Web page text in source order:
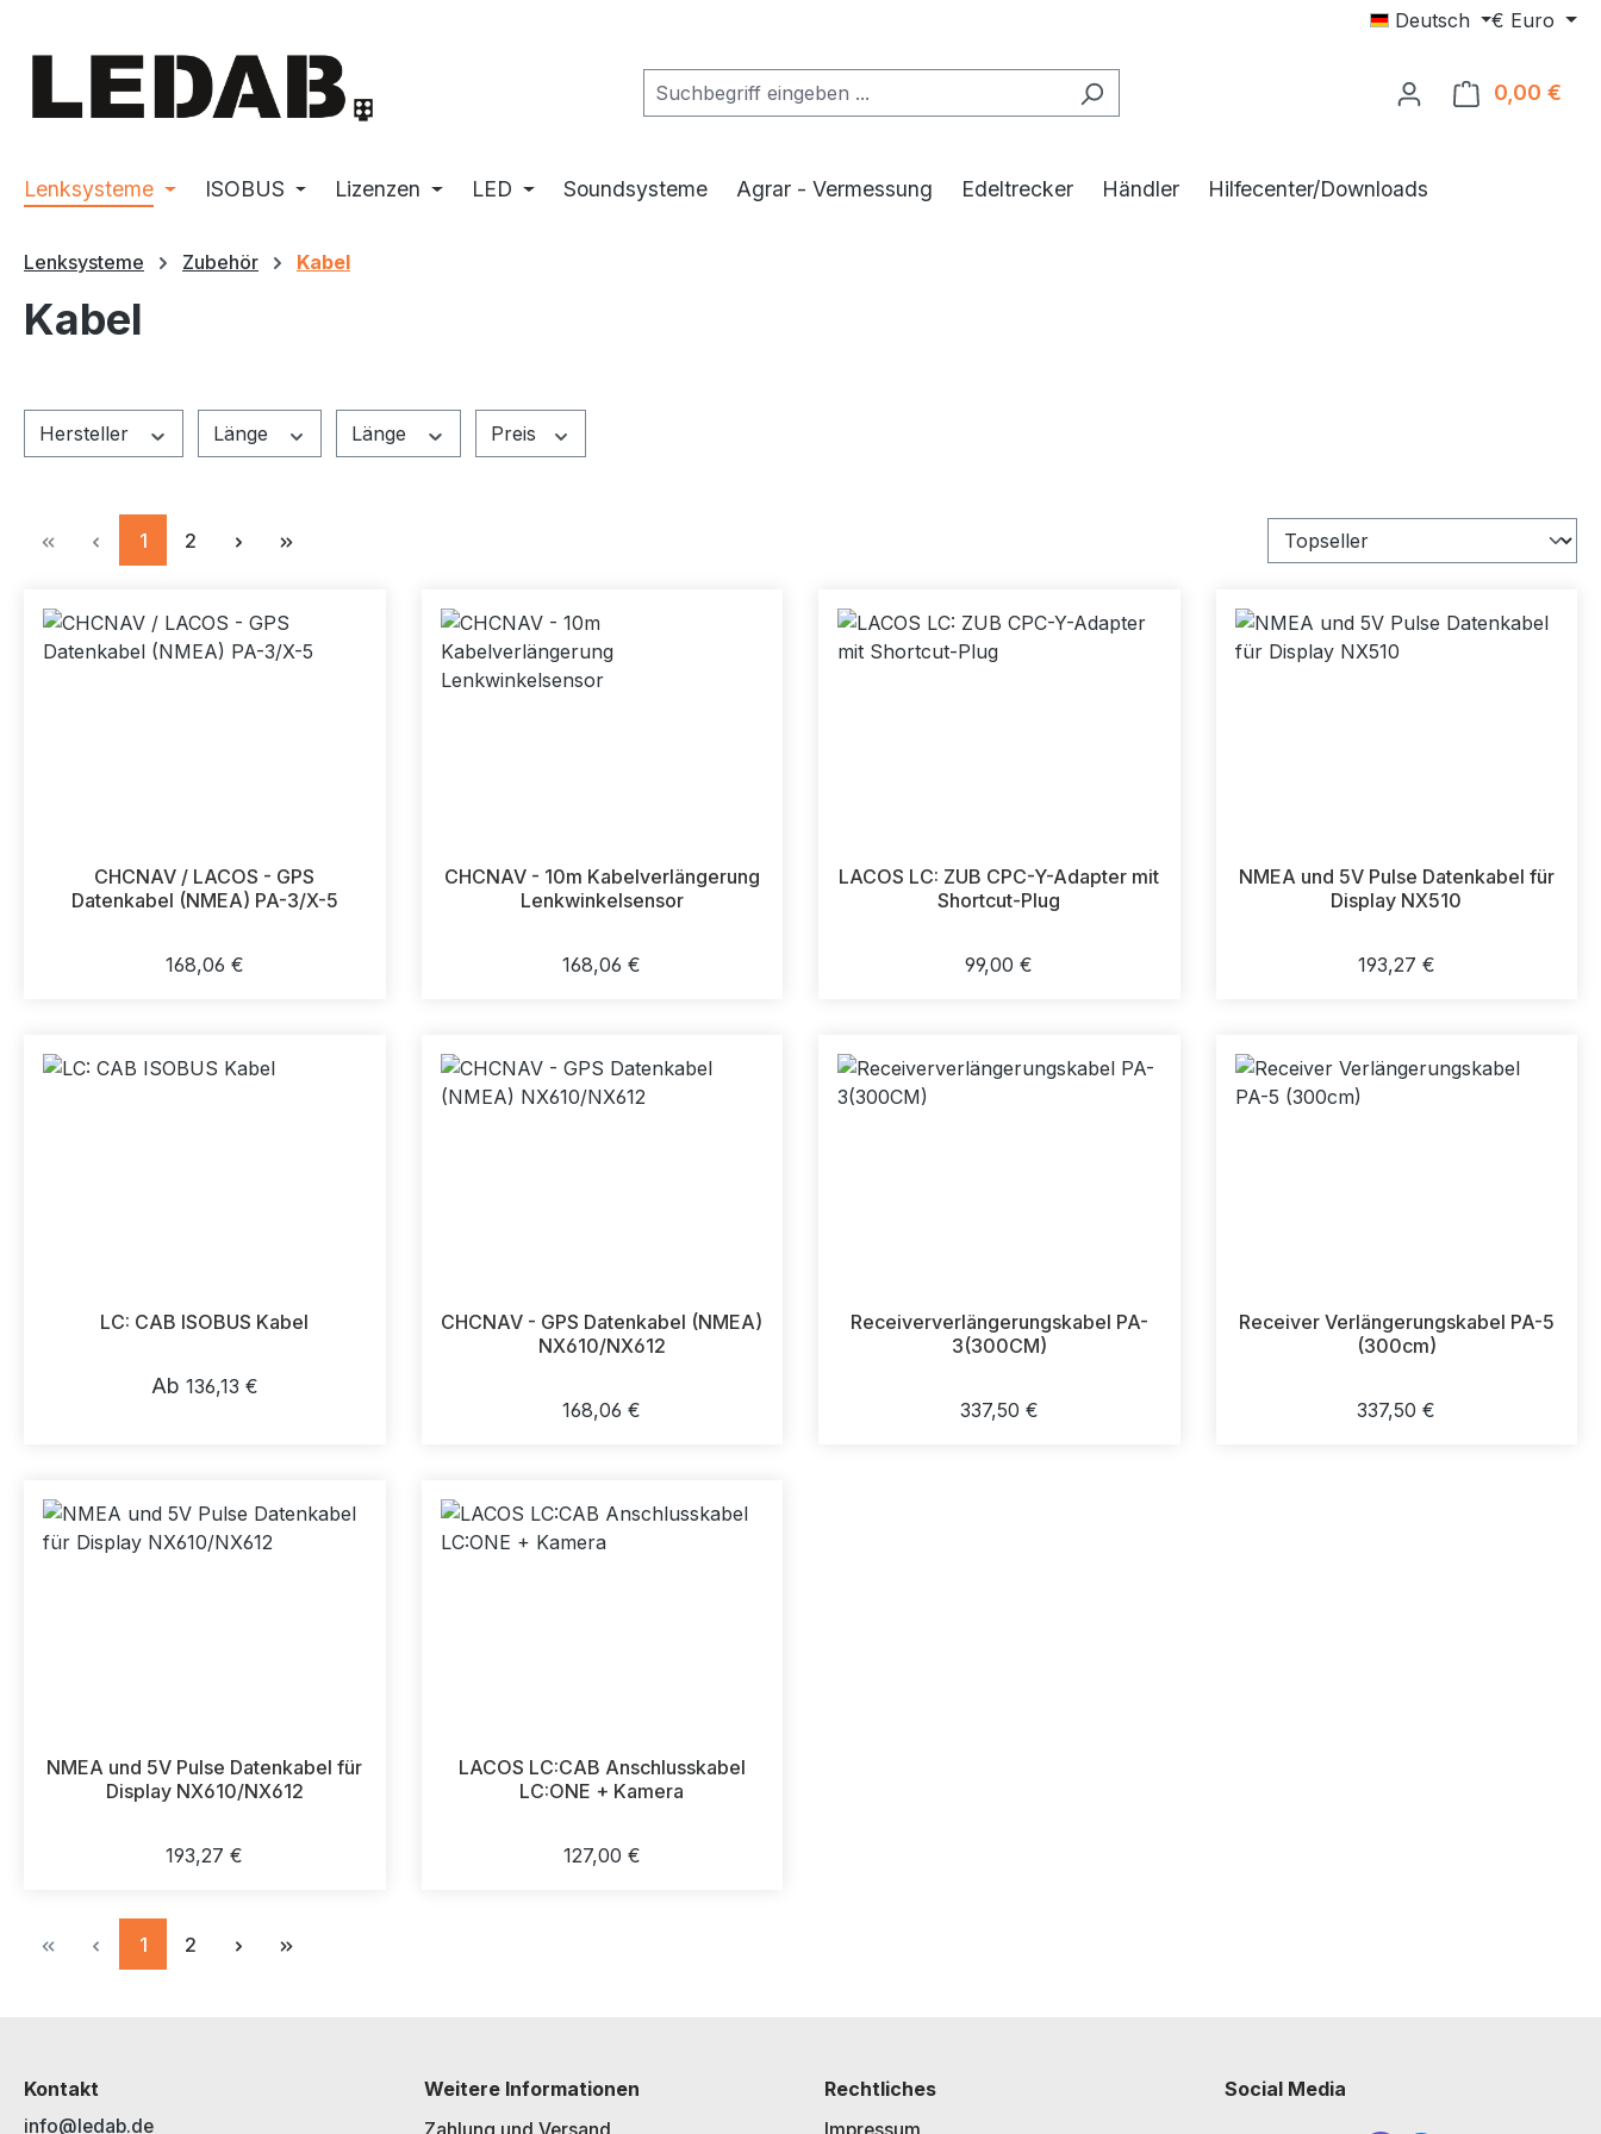
Deutsch € Euro
0,00 €
Lenksysteme ISOBUS Lizenzen LED Soundsysteme Agrar - Vermessung Edeltrecker Händler Hilfecenter/Downloads
Lenksysteme Zubehör Kabel
Kabel
Hersteller Länge Länge Preis
Seite
1 Seite
2
CHCNAV / LACOS - GPS
Datenkabel (NMEA) PA-3/X-5
Regulärer Preis:
168,06 €
CHCNAV - 10m Kabelverlängerung
Lenkwinkelsensor
Regulärer Preis:
168,06 €
LACOS LC: ZUB CPC-Y-Adapter mit
Shortcut-Plug
Regulärer Preis:
99,00 €
NMEA und 5V Pulse Datenkabel für
Display NX510
Regulärer Preis:
193,27 €
LC: CAB ISOBUS Kabel
Regulärer Preis:
Ab 136,13 €
CHCNAV - GPS Datenkabel (NMEA)
NX610/NX612
Regulärer Preis:
168,06 €
Receiververlängerungskabel PA-
3(300CM)
Regulärer Preis:
337,50 €
Receiver Verlängerungskabel PA-5
(300cm)
Regulärer Preis:
337,50 €
NMEA und 5V Pulse Datenkabel für
Display NX610/NX612
Regulärer Preis:
193,27 €
LACOS LC:CAB Anschlusskabel
LC:ONE + Kamera
Regulärer Preis:
127,00 €
Seite
1 Seite
2
Kontakt
info@ledab.de
Weitere Informationen Rechtliches Social Media